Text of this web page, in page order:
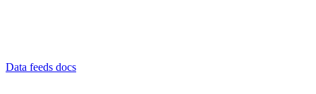
Data feeds docs